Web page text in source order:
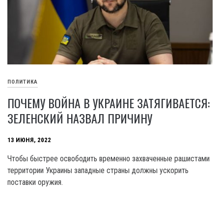
ПОЛИТИКА
ПОЧЕМУ ВОЙНА В УКРАИНЕ ЗАТЯГИВАЕТСЯ:
ЗЕЛЕНСКИЙ НАЗВАЛ ПРИЧИНУ
13 ИЮНЯ, 2022
Чтобы быстрее освободить временно захваченные рашистами
территории Украины западные страны должны ускорить
поставки оружия.